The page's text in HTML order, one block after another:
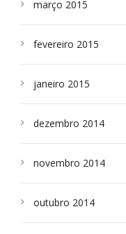
março 2015
fevereiro 2015
janeiro 2015
dezembro 2014
novembro 2014
outubro 2014